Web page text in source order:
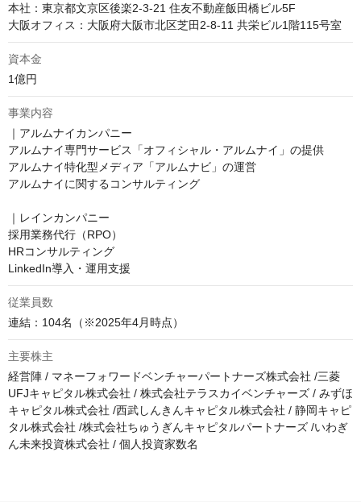
本社：東京都文京区後楽2-3-21 住友不動産飯田橋ビル5F
大阪オフィス：大阪府大阪市北区芝田2-8-11 共栄ビル1階115号室
資本金
1億円
事業内容
｜アルムナイカンパニー
アルムナイ専門サービス「オフィシャル・アルムナイ」の提供
アルムナイ特化型メディア「アルムナビ」の運営
アルムナイに関するコンサルティング
｜レインカンパニー
採用業務代行（RPO）
HRコンサルティング
LinkedIn導入・運用支援
従業員数
主要株主
経営陣 / マネーフォワードベンチャーパートナーズ株式会社 /三菱
UFJキャピタル株式会社 / 株式会社テラスカイベンチャーズ / みずほ
キャピタル株式会社 /西武しんきんキャピタル株式会社 / 静岡キャピ
タル株式会社 /株式会社ちゅうぎんキャピタルパートナーズ /いわぎ
ん未来投資株式会社 / 個人投資家数名